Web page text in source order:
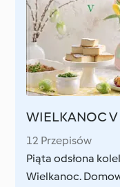
głównej
WIELKANOC V
12 Przepisów
Piąta odsłona
Wielkanoc.